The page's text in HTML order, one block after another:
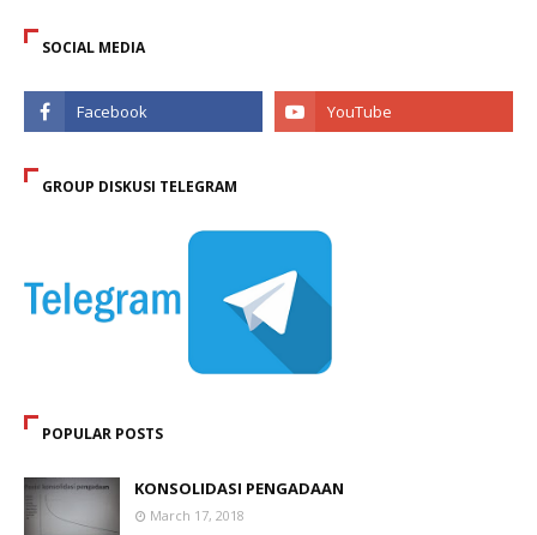
SOCIAL MEDIA
GROUP DISKUSI TELEGRAM
POPULAR POSTS
KONSOLIDASI PENGADAAN
March 17, 2018